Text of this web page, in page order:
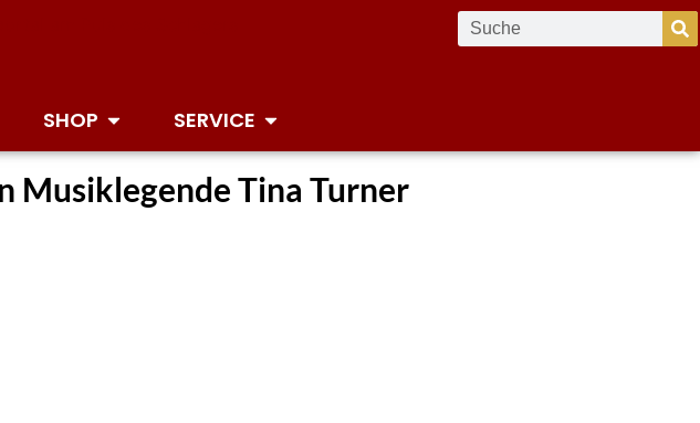
SHOP SERVICE
Musiklegende Tina Turner